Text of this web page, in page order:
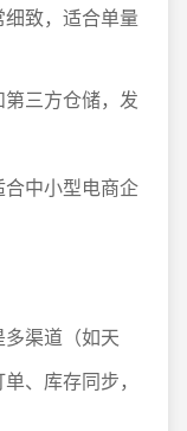
致，适合单量
三方仓储，发
中小型电商企
渠道（如天
、库存同步，